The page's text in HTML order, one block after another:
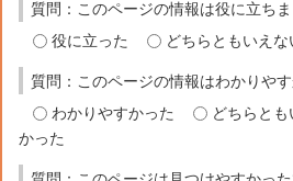
質問：このページの情報は役に立ちま
役に立った
どちらともいえな
質問：このページの情報はわかりや
わかりやすかった
どちらと
かった